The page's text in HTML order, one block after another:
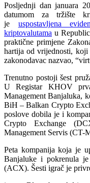
Posljednji dan januara
datumom za tržište
je uspostavljena
kriptovalutama u
praktične primjene
hartija od vrijednosti,
zakonodavac nazvao,
Trenutno postoji šest
U Registar KHOV
Management Banjaluka,
BiH – Balkan Crypto
poslove dobila je i
Crypto Exchange
Management Servis (CT-
Peta kompanija koja je
Banjaluke i pokrenula
(ACX). Šesti igrač je